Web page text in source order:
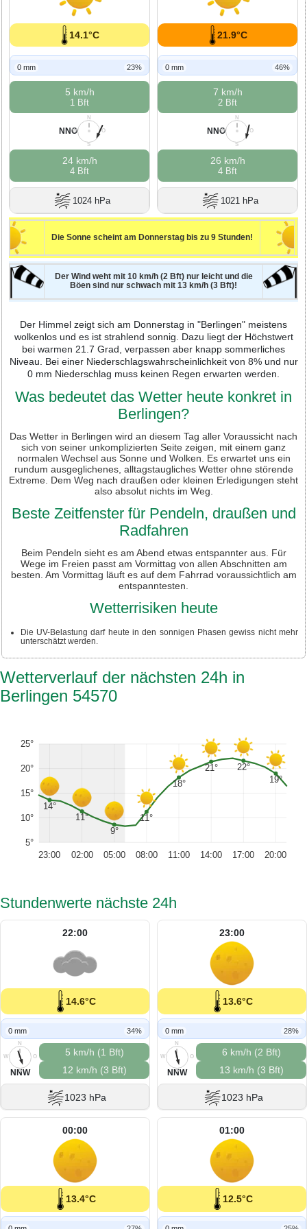
14.1°C
0 mm 23%
5 km/h
1 Bft
N
O
S
W
NNO
24 km/h
4 Bft
1024 hPa
21.9°C
0 mm 46%
7 km/h
2 Bft
N
O
S
W
NNO
26 km/h
4 Bft
1021 hPa
Die Sonne scheint am Donnerstag bis zu 9 Stunden!
Der Wind weht mit 10 km/h (2 Bft) nur leicht und die
Böen sind nur schwach mit 13 km/h (3 Bft)!
Der Himmel zeigt sich am Donnerstag in "Berlingen" meistens
wolkenlos und es ist strahlend sonnig. Dazu liegt der Höchstwert
bei warmen 21.7 Grad, verpassen aber knapp sommerliches
Niveau. Bei einer Niederschlagswahrscheinlichkeit von 8% und nur
0 mm Niederschlag muss keinen Regen erwarten werden.
Was bedeutet das Wetter heute konkret in
Berlingen?
Das Wetter in Berlingen wird an diesem Tag aller Voraussicht nach
sich von seiner unkomplizierten Seite zeigen, mit einem ganz
normalen Wechsel aus Sonne und Wolken. Es erwartet uns ein
rundum ausgeglichenes, alltagstaugliches Wetter ohne störende
Extreme. Dem Weg nach draußen oder kleinen Erledigungen steht
also absolut nichts im Weg.
Beste Zeitfenster für Pendeln, draußen und
Radfahren
Beim Pendeln sieht es am Abend etwas entspannter aus. Für
Wege im Freien passt am Vormittag von allen Abschnitten am
besten. Am Vormittag läuft es auf dem Fahrrad voraussichtlich am
entspanntesten.
Wetterrisiken heute
Die UV-Belastung darf heute in den sonnigen Phasen gewiss nicht mehr
unterschätzt werden.
Wetterverlauf der nächsten 24h in
Berlingen 54570
5°
10°
15°
20°
25°
14°
11°
9°
11°
18°
21° 22°
19°
23:00 02:00 05:00 08:00 11:00 14:00 17:00 20:00
Stundenwerte nächste 24h
22:00
14.6°C
0 mm 34%
N
O
S
W
NNW
5 km/h (1 Bft)
12 km/h (3 Bft)
1023 hPa
23:00
13.6°C
0 mm 28%
N
O
S
W
NNW
6 km/h (2 Bft)
13 km/h (3 Bft)
1023 hPa
00:00
13.4°C
01:00
12.5°C